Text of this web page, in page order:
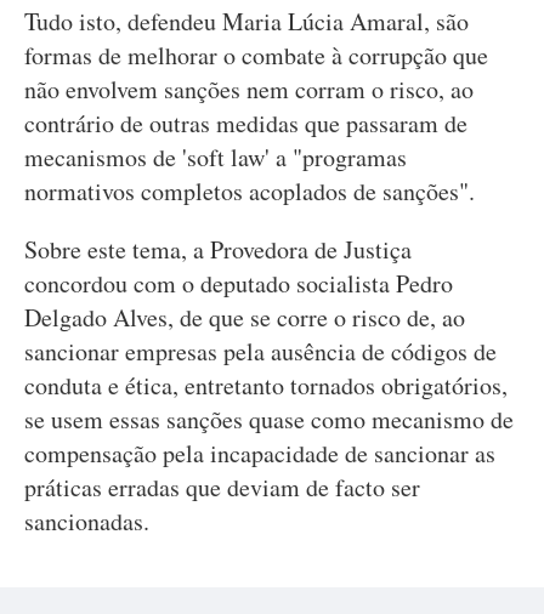
Tudo isto, defendeu Maria Lúcia Amaral, são
formas de melhorar o combate à corrupção que
não envolvem sanções nem corram o risco, ao
contrário de outras medidas que passaram de
mecanismos de 'soft law' a "programas
normativos completos acoplados de sanções".
Sobre este tema, a Provedora de Justiça
concordou com o deputado socialista Pedro
Delgado Alves, de que se corre o risco de, ao
sancionar empresas pela ausência de códigos de
conduta e ética, entretanto tornados obrigatórios,
se usem essas sanções quase como mecanismo de
compensação pela incapacidade de sancionar as
práticas erradas que deviam de facto ser
sancionadas.